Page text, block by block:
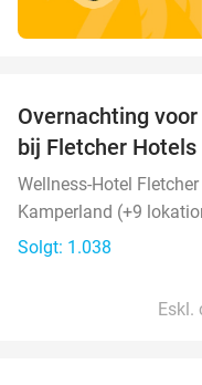
Overnachting
bij Fletcher Hotels
Wellness-Hotel Fletcher
Kamperland (+9
Solgt: 1.038
Eskl.